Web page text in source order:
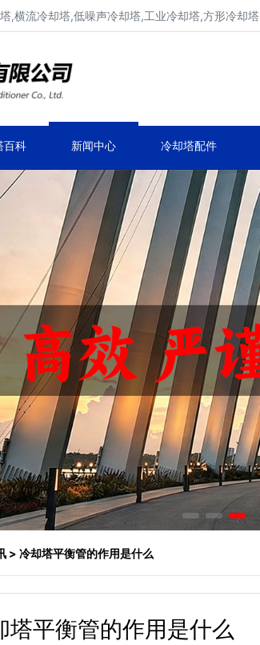
,横流冷却塔,低噪声冷却塔,工业冷却塔,方形冷却
百科 新闻中心 冷却塔配件
> 冷却塔平衡管的作用是什么
塔平衡管的作用是什么